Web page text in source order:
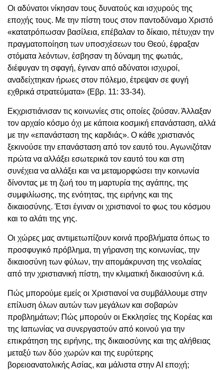
Οι αδύνατοι νίκησαν τους δυνατούς και ισχυρούς της
εποχής τους. Με την πίστη τους στον παντοδύναμο Χριστό
«κατατρόπωσαν βασίλεια, επέβαλαν το δίκαιο, πέτυχαν την
πραγματοποίηση των υποσχέσεων του Θεού, έφραξαν
στόματα λεόντων, έσβησαν τη δύναμη της φωτιάς,
διέφυγαν τη σφαγή, έγιναν από αδύνατοι ισχυροί,
αναδείχτηκαν ήρωες στον πόλεμο, έτρεψαν σε φυγή
εχθρικά στρατεύματα» (Εβρ. 11: 33-34).
Εκχριστιάνισαν τις κοινωνίες στις οποίες ζούσαν. Άλλαξαν
τον αρχαίο κόσμο όχι με κάποια κοσμική επανάσταση, αλλά
με την «επανάσταση της καρδιάς». Ο κάθε χριστιανός
ξεκινούσε την επανάσταση από τον εαυτό του. Αγωνιζόταν
πρώτα να αλλάξει εσωτερικά τον εαυτό του και στη
συνέχεια να αλλάξει και να μεταμορφώσει την κοινωνία
δίνοντας με τη ζωή του τη μαρτυρία της αγάπης, της
συμφιλίωσης, της ενότητας, της ειρήνης και της
δικαιοσύνης. Έτσι έγιναν οι χριστιανοί το φως του κόσμου
και το αλάτι της γης.
Οι χώρες μας αντιμετωπίζουν κοινά προβλήματα όπως το
προσφυγικό πρόβλημα, τη γήρανση της κοινωνίας, την
δικαιοσύνη των φύλων, την απομάκρυνση της νεολαίας
από την χριστιανική πίστη, την κλιματική δικαιοσύνη κ.ά.
Πώς μπορούμε εμείς οι Χριστιανοί να συμβάλλουμε στην
επίλυση όλων αυτών των μεγάλων και σοβαρών
προβλημάτων; Πώς μπορούν οι Εκκλησίες της Κορέας και
της Ιαπωνίας να συνεργαστούν από κοινού για την
επικράτηση της ειρήνης, της δικαιοσύνης και της αλήθειας
μεταξύ των δύο χωρών και της ευρύτερης
βορειοανατολικής Ασίας, και μάλιστα στην ΑΙ εποχή;